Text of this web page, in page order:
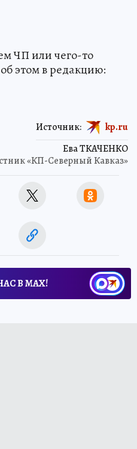
ЧП или чего-то
этом в редакцию:
Ева ТКАЧЕНКО
«КП-Северный Кавказ»
Источник: kp.ru
В МАХ!